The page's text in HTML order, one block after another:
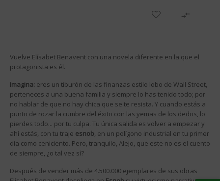

Vuelve Elísabet Benavent con una novela diferente en la que el
protagonista es él.
Imagina: eres un tiburón de las finanzas estilo lobo de Wall Street,
perteneces a una buena familia y siempre lo has tenido todo; por
no hablar de que no hay chica que se te resista. Y cuando estás a
punto de rozar la cumbre del éxito con las yemas de los dedos, lo
pierdes todo... por tu culpa. Tu única salida es volver a empezar y
ahí estás, con tu traje esnob, en un polígono industrial en tu primer
día como ceniciento. Pero, tranquilo, Alejo, que este no es el cuento
de siempre, ¿o tal vez sí?
Después de vender más de 4.500.000 ejemplares de sus obras